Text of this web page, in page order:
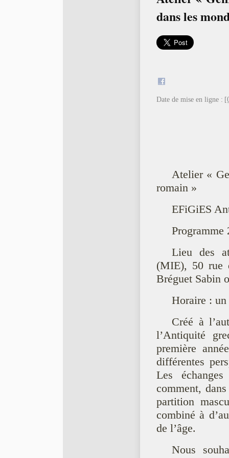
dans les
Date de mise en ligne :
Atelier «
romain »
EFiGiES
Programme
Lieu des
(MIE), 50 rue
Bréguet Sabin
Horaire : un
Créé à
l’Antiquité
première
différentes
Les
comment,
partition
combiné à
de l’âge.
Nous